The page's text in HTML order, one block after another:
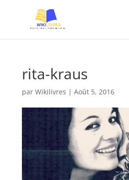
rita-kraus
par Wikilivres | Août 5, 2016